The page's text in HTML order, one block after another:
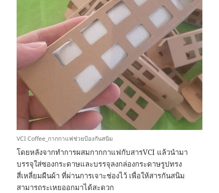
VCI Coffee_กากกาแฟช่วยป้องกันสนิม
โดยหลังจากทำการผสมกากกาแฟกับสารVCI แล้วนำมา
บรรจุใส่ซองกระดาษและบรรจุลงกล่องกระดาษรูปทรง
สี่เหลี่ยมผืนผ้า ที่ผ่านการเจาะช่องไว้ เพื่อให้สารกันสนิม
สามารถระเหยออกมาได้สะดวก